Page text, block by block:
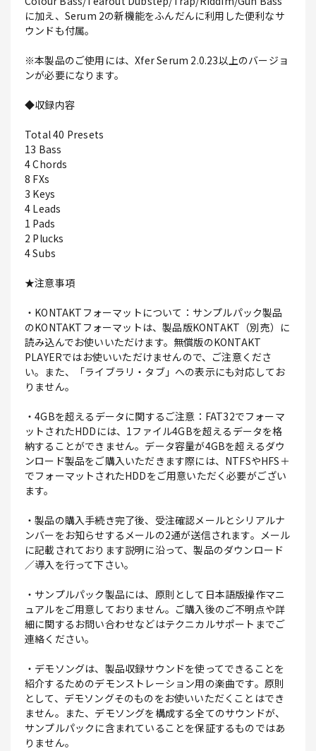
に加え、Serum 2の新機能をふんだんに利用した便利なサ
ウンドも付属。
※本製品のご使用には、Xfer Serum 2.0.23以上のバージョ
ンが必要になります。
◆収録内容
Total 40 Presets
13 Bass
4 Chords
8 FXs
3 Keys
4 Leads
1 Pads
2 Plucks
4 Subs
★注意事項
・KONTAKTフォーマットについて：サンプルパック製品
のKONTAKTフォーマットは、製品版KONTAKT（別売）に
読み込んでお使いいただけます。無償版のKONTAKT
PLAYERではお使いいただけませんので、ご注意くださ
い。また、「ライブラリ・タブ」への表示にも対応してお
りません。
・4GBを超えるデータに関するご注意：FAT32でフォーマ
ットされたHDDには、1ファイル4GBを超えるデータを格
納することができません。データ容量が4GBを超えるダウ
ンロード製品をご購入いただきます際には、NTFSやHFS＋
でフォーマットされたHDDをご用意いただく必要がござい
ます。
・製品の購入手続き完了後、受注確認メールとシリアルナ
ンバーをお知らせするメールの2通が送信されます。メール
に記載されております説明に沿って、製品のダウンロード
／導入を行って下さい。
・サンプルパック製品には、原則として日本語版操作マニ
ュアルをご用意しておりません。ご購入後のご不明点や詳
細に関するお問い合わせなどはテクニカルサポートまでご
連絡ください。
・デモソングは、製品収録サウンドを使ってできることを
紹介するためのデモンストレーション用の楽曲です。原則
として、デモソングそのものをお使いいただくことはでき
ません。また、デモソングを構成する全てのサウンドが、
サンプルパックに含まれていることを保証するものではあ
りません。